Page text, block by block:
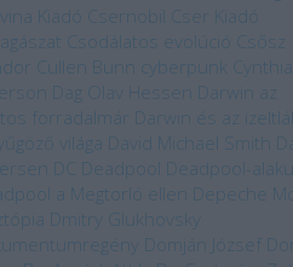
Kiadó
Csernobil
Cser Kiadó
Csodálatos evolúció
Csősz
Cullen Bunn cyberpunk
Cynthia
Dag Olav Hessen Darwin az
forradalmár Darwin és az
világa David Michael Smith
DC Deadpool
Deadpool-
a Megtorló ellen Depeche
Dmitry Glukhovsky
Domján József